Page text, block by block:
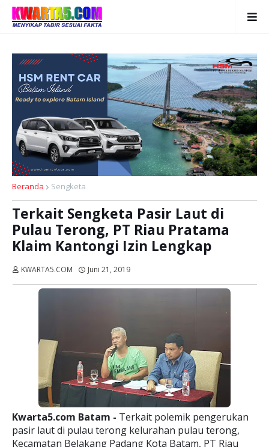
Beranda Sengketa
Terkait Sengketa Pasir Laut di
Pulau Terong, PT Riau Pratama
Klaim Kantongi Izin Lengkap
KWARTA5.COM Juni 21, 2019
Kwarta5.com Batam - Terkait polemik pengerukan
pasir laut di pulau terong kelurahan pulau terong,
Kecamatan Belakang Padang Kota Batam, PT Riau